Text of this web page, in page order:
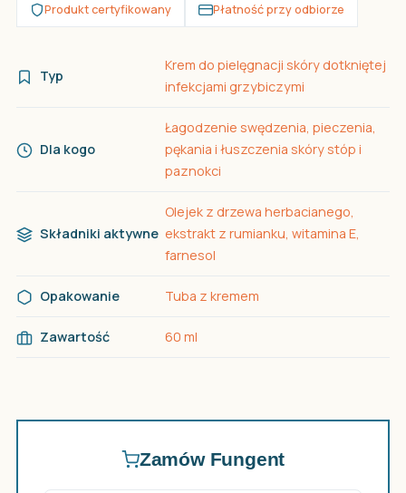
Produkt certyfikowany Płatność przy odbiorze
Typ
Krem do pielęgnacji skóry dotkniętej
infekcjami grzybiczymi
Dla kogo
Łagodzenie swędzenia, pieczenia,
pękania i łuszczenia skóry stóp i
paznokci
Składniki aktywne
Olejek z drzewa herbacianego,
ekstrakt z rumianku, witamina E,
farnesol
Opakowanie Tuba z kremem
Zawartość 60 ml
Zamów Fungent